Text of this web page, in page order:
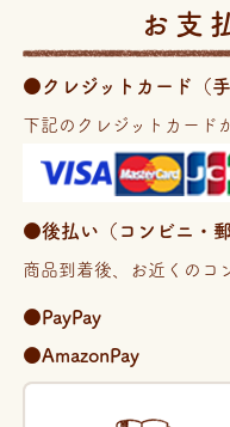
お支
●クレジットカード（手
下記のクレジットカード
●後払い（コンビニ・
商品到着後、お近くのコ
●PayPay
●AmazonPay